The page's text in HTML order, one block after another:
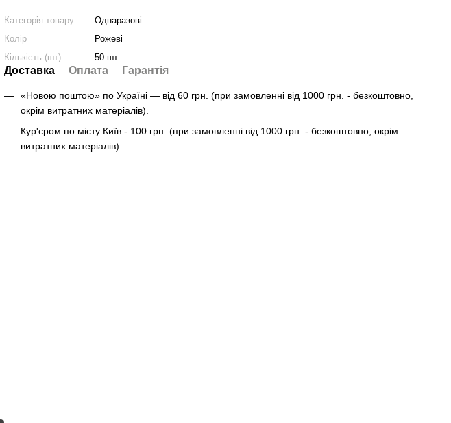
Категорія товару
Однаразові
Колір
Рожеві
Кількість (шт)
50 шт
Доставка Оплата Гарантія
«Новою поштою» по Україні — від 60 грн. (при замовленні від 1000 грн. - безкоштовно,
окрім витратних матеріалів).
Кур'єром по місту Київ - 100 грн. (при замовленні від 1000 грн. - безкоштовно, окрім
витратних матеріалів).